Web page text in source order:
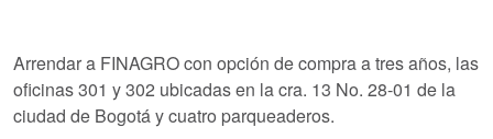
Arrendar a FINAGRO con opción de compra a tres años, las
oficinas 301 y 302 ubicadas en la cra. 13 No. 28-01 de la
ciudad de Bogotá y cuatro parqueaderos.